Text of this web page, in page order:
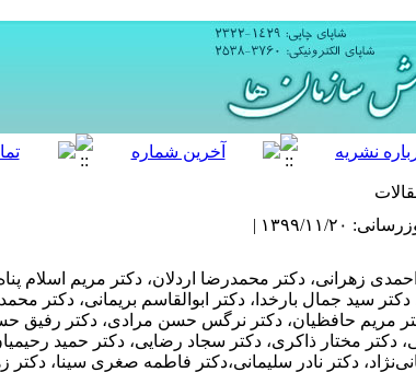
۱۳۹۹/۱۱/۲۰ |
زهرانی، دکتر محمدرضا اردلان، دکتر مریم اسلام‌
دکتر سید جمال بارخدا، دکتر ابوالقاسم بریمانی، دکتر
مریم حافظیان، دکتر نرگس حسن مرادی، دکتر رفیق
دکتر مختار ذاکری، دکتر سجاد رضایی، دکتر حمید
دکتر نادر سلیمانی،دکتر فاطمه صغری سینا،